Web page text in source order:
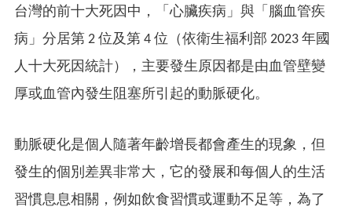
台灣的前十大死因中，「心臟疾病」與「腦血管疾
病」分居第 2 位及第 4 位（依衛生福利部 2023 年國
人十大死因統計），主要發生原因都是由血管壁變
厚或血管內發生阻塞所引起的動脈硬化。
動脈硬化是個人隨著年齡增長都會產生的現象，但
發生的個別差異非常大，它的發展和每個人的生活
習慣息息相關，例如飲食習慣或運動不足等，為了